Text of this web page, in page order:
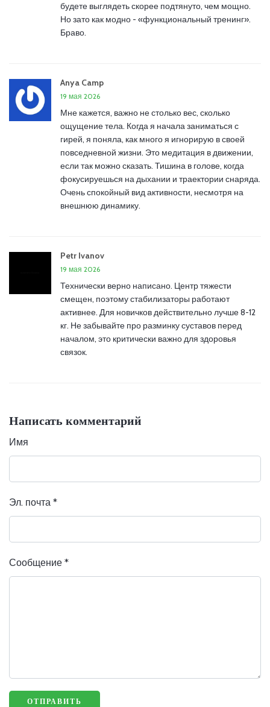
будете выглядеть скорее подтянуто, чем мощно.
Но зато как модно - «функциональный тренинг».
Браво.
Anya Camp
19 мая 2026
Мне кажется, важно не столько вес, сколько
ощущение тела. Когда я начала заниматься с
гирей, я поняла, как много я игнорирую в своей
повседневной жизни. Это медитация в движении,
если так можно сказать. Тишина в голове, когда
фокусируешься на дыхании и траектории снаряда.
Очень спокойный вид активности, несмотря на
внешнюю динамику.
Petr Ivanov
19 мая 2026
Технически верно написано. Центр тяжести
смещен, поэтому стабилизаторы работают
активнее. Для новичков действительно лучше 8-12
кг. Не забывайте про разминку суставов перед
началом, это критически важно для здоровья
связок.
Написать комментарий
Имя
Эл. почта *
Сообщение *